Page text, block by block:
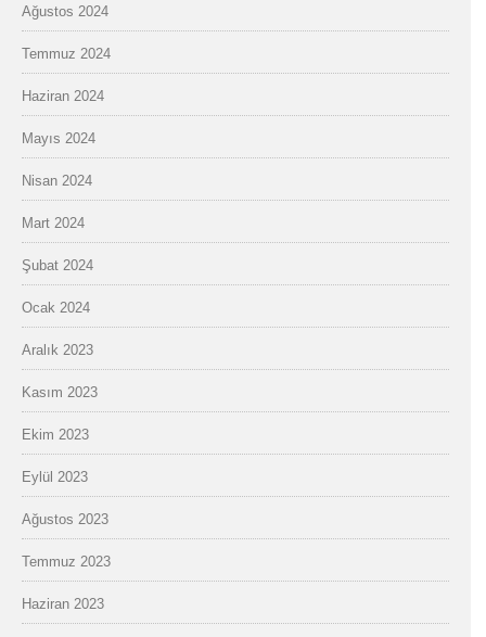
Ağustos 2024
Temmuz 2024
Haziran 2024
Mayıs 2024
Nisan 2024
Mart 2024
Şubat 2024
Ocak 2024
Aralık 2023
Kasım 2023
Ekim 2023
Eylül 2023
Ağustos 2023
Temmuz 2023
Haziran 2023